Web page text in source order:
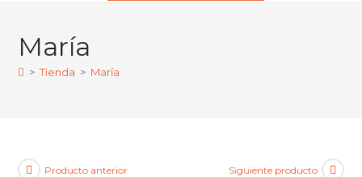
María
> Tienda > María
Producto anterior Siguiente producto